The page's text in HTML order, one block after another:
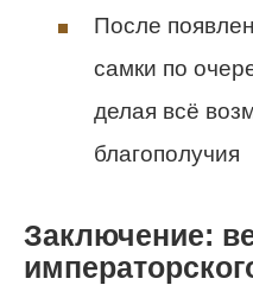
После
самки по
делая всё
благополучия
Заключение: